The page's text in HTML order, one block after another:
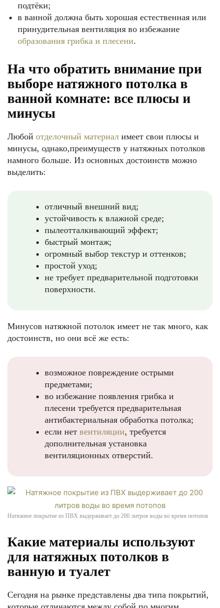
подтёки;
в ванной должна быть хорошая естественная или
принудительная вентиляция во избежание
образования грибка и плесени.
На что обратить внимание при
выборе натяжного потолка в
ванной комнате: все плюсы и
минусы
Любой отделочный материал имеет свои плюсы и
минусы, однако,преимуществ у натяжных потолков
намного больше. Из основных достоинств можно
выделить:
отличный внешний вид;
устойчивость к влажной среде;
пылеотталкивающий эффект;
быстрый монтаж;
огромный выбор текстур и оттенков;
простой уход;
не требует предварительной подготовки
поверхности.
Минусов натяжной потолок имеет не так много, как
достоинств, но они всё же есть:
возможное повреждение острыми
предметами;
во избежание появления грибка и
плесени требуется предварительная
антибактериальная обработка потолка;
если нет вентиляции, требуется
дополнительная установка
вентиляционных отверстий.
Натяжное покрытие из ПВХ выдерживает до 200 литров воды во время потопов
Какие материалы используют
для натяжных потолков в
ванную и туалет
Сегодня на рынке представлены два типа покрытий,